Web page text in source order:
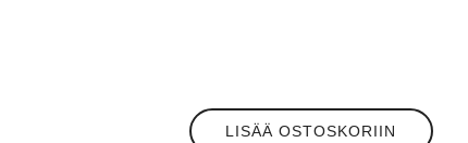
LISÄÄ OSTOSKORIIN